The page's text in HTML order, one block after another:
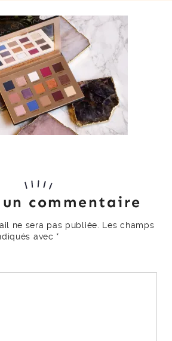
commentaire
ne sera pas publiée.
Les champs
avec *